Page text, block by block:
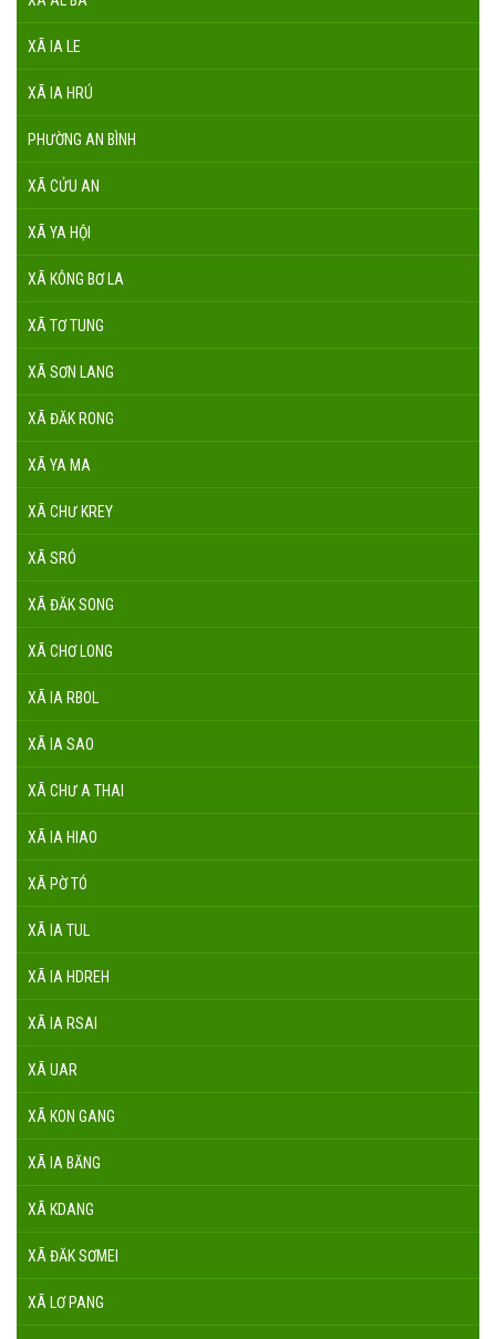
XÃ IA LE
XÃ IA HRÚ
PHƯỜNG AN BÌNH
XÃ CỬU AN
XÃ YA HỘI
XÃ KÔNG BƠ LA
XÃ TƠ TUNG
XÃ SƠN LANG
XÃ ĐĂK RONG
XÃ YA MA
XÃ CHƯ KREY
XÃ SRÓ
XÃ ĐĂK SONG
XÃ CHƠ LONG
XÃ IA RBOL
XÃ IA SAO
XÃ CHƯ A THAI
XÃ IA HIAO
XÃ PỜ TÓ
XÃ IA TUL
XÃ IA HDREH
XÃ IA RSAI
XÃ UAR
XÃ KON GANG
XÃ IA BĂNG
XÃ KDANG
XÃ ĐĂK SƠMEI
XÃ LƠ PANG